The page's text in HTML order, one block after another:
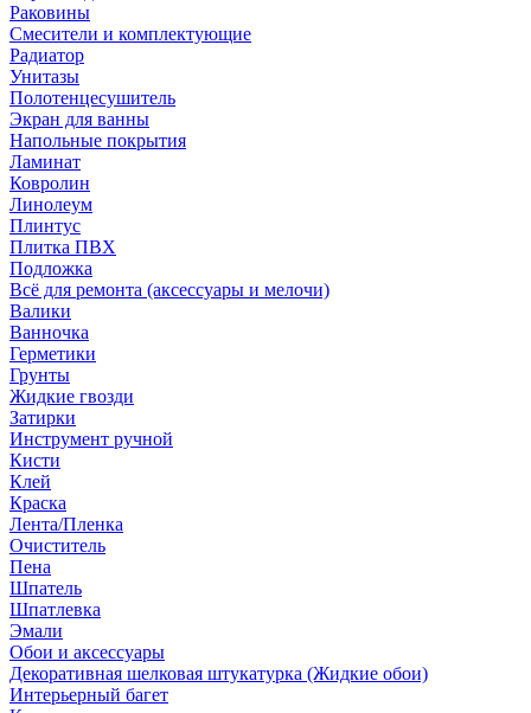
Раковины
Смесители и комплектующие
Радиатор
Унитазы
Полотенцесушитель
Экран для ванны
Напольные покрытия
Ламинат
Ковролин
Линолеум
Плинтус
Плитка ПВХ
Подложка
Всё для ремонта (аксессуары и мелочи)
Валики
Ванночка
Герметики
Грунты
Жидкие гвозди
Затирки
Инструмент ручной
Кисти
Клей
Краска
Лента/Пленка
Очиститель
Пена
Шпатель
Шпатлевка
Эмали
Обои и аксессуары
Декоративная шелковая штукатурка (Жидкие обои)
Интерьерный багет